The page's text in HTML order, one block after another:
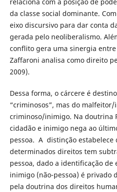
da classe social dominante.
eixo discursivo para dar conta
gerada pelo neoliberalismo.
conflito gera uma sinergia
Zaffaroni analisa como direito
2009).
Dessa forma, o cárcere é
“criminosos”, mas do
criminoso/inimigo. Na doutrina
cidadão e inimigo nega ao
pessoa. A distinção
determinados direitos tem
pessoa, dado a identificação de
inimigo (não-pessoa) é privado
pela doutrina dos direitos